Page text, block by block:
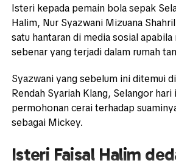
Isteri kepada pemain bola sepak
Halim, Nur Syazwani Mizuana
satu hantaran di media sosial apabila
sebenar yang terjadi dalam rumah
Syazwani yang sebelum ini ditemui
Rendah Syariah Klang, Selangor
permohonan cerai terhadap
sebagai Mickey.
Isteri Faisal Halim